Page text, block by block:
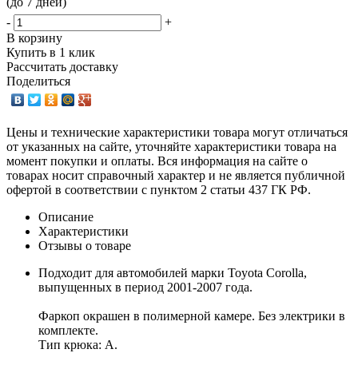
-
+
В корзину
Купить в 1 клик
Рассчитать доставку
Поделиться
Цены и технические характеристики товара могут отличаться
от указанных на сайте, уточняйте характеристики товара на
момент покупки и оплаты. Вся информация на сайте о
товарах носит справочный характер и не является публичной
офертой в соответствии с пунктом 2 статьи 437 ГК РФ.
Описание
Характеристики
Отзывы о товаре
Подходит для автомобилей марки Toyota Corolla,
выпущенных в период 2001-2007 года.
Фаркоп окрашен в полимерной камере. Без электрики в
комплекте.
Тип крюка: A.